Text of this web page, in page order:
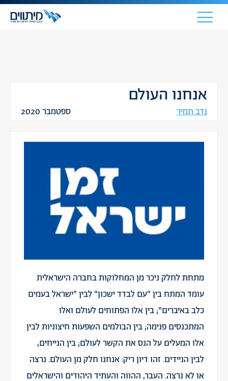
אנחנו העולם
נדב תמיר ספטמבר 2020
מתחת לחלק ניכר מן המחלוקות בחברה הישראלית
עומד המתח בין "עם לבדד ישכון" לבין "ישראל בעמים
כלב באיברים"; בין אלו הפתוחים לעולם ואלו
המתכנסים פנימה; בין הבולמים השפעות חיצוניות לבין
אלו המעלים על הנס את הקשר לעולם; בין הנייחים,
לבין הניידים. זהו דיון ריק: אנחנו חלק מן העולם. נרצה
או לא נרצה. העבר, ההווה והעתיד היהודים והישראלים